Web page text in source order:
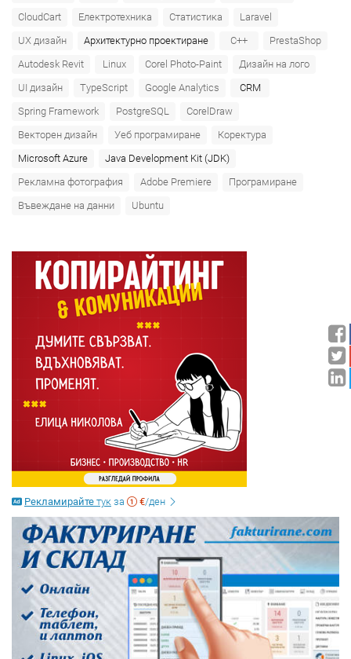
CloudCart
Електротехника Статистика
Laravel
UX дизайн
Архитектурно проектиране C++
PrestaShop
Autodesk Revit
Linux Corel Photo-Paint
Дизайн на лого
UI дизайн
TypeScript Google Analytics
CRM
Spring Framework
PostgreSQL
CorelDraw
Векторен дизайн
Уеб програмиране
Коректура
Microsoft Azure‎
Java Development Kit (JDK)
Рекламна фотография
Adobe Premiere
Програмиране
Въвеждане на данни
Ubuntu
Рекламирайте тук за €/ден